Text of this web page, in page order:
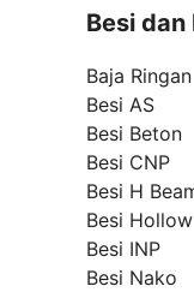
Besi dan
Baja Ringan
Besi AS
Besi Beton
Besi CNP
Besi H
Besi Hollow
Besi INP
Besi Nako